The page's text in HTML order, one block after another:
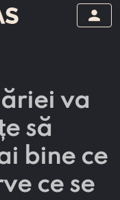
person
va
să
bine ce
ce se